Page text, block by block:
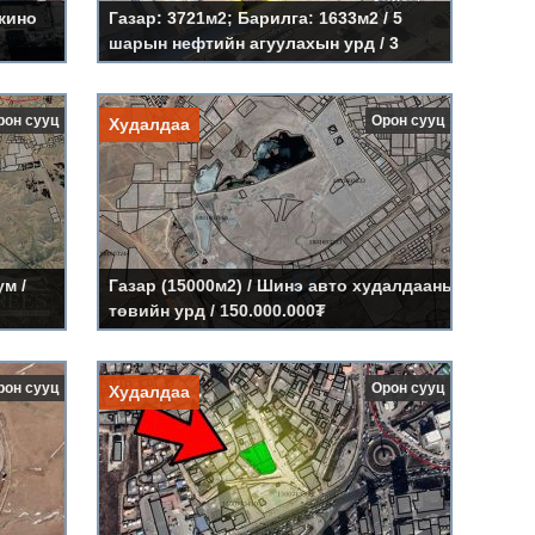
» Дэлгэрэнгүй »
Газар: 3721м2; Барилга: 1633м2 / 5
шарын нефтийн агуулахын урд / 3
тэрбум ₮
сум
/
сууц
Газар (15000м2) / Шинэ авто
худалдааны төвийн урд
Үнэ:150.000.000₮
Код:LS353
Газар (15000м2) / Шинэ авто худалдааны
төвийн урд / 150.000.000₮
Худалдаа Орон сууц
сууц 1927м2 газар / Баянбүрд
Үнэ:2.100.000.000₮
Код:LS354
Худалдаа Орон сууц